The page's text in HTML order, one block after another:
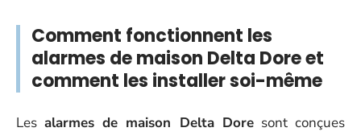
Comment fonctionnent les
alarmes de maison Delta Dore et
comment les installer soi-même
Lesalarmes de maison Delta Doresont conçues